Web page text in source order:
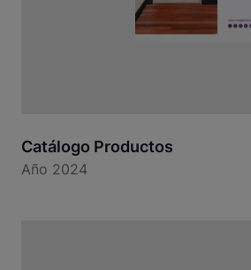
Catálogo Productos
Año 2024